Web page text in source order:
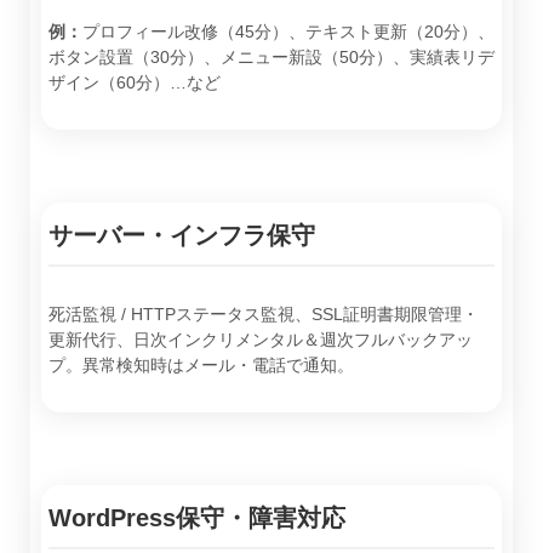
例： プロフィール改修（45分）、テキスト更新（20分）、
ボタン設置（30分）、メニュー新設（50分）、実績表リデ
ザイン（60分）…など
サーバー・インフラ保守
死活監視 / HTTPステータス監視、SSL証明書期限管理・
更新代行、日次インクリメンタル＆週次フルバックアッ
プ。異常検知時はメール・電話で通知。
WordPress保守・障害対応